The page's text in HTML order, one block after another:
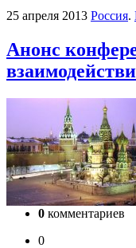
25 апреля 2013 Россия.
Анонс
0 комментариев
0